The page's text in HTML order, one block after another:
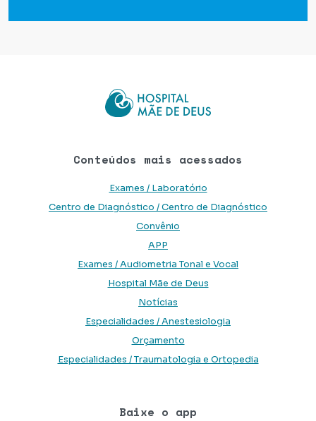
Conteúdos mais acessados
Exames / Laboratório
Centro de Diagnóstico / Centro de Diagnóstico
Convênio
APP
Exames / Audiometria Tonal e Vocal
Hospital Mãe de Deus
Notícias
Especialidades / Anestesiologia
Orçamento
Especialidades / Traumatologia e Ortopedia
Baixe o app